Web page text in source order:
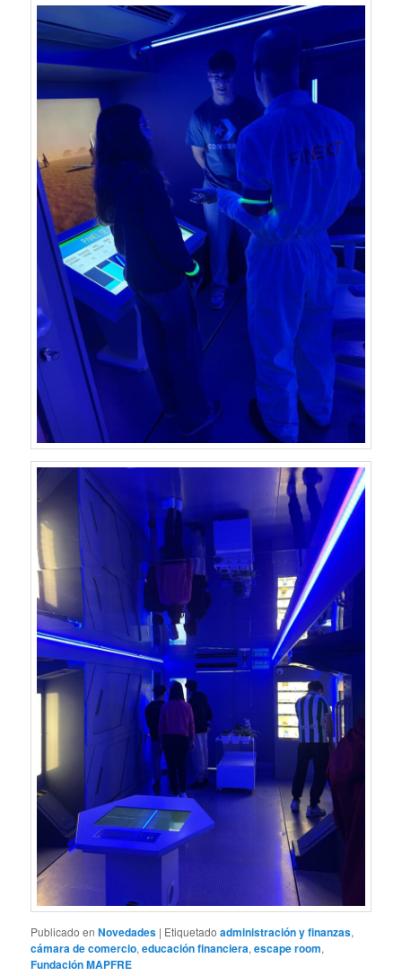
Publicado en Novedades | Etiquetado administración y finanzas,
cámara de comercio,educación financiera,escape room,
Fundación MAPFRE